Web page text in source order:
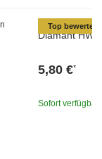
Top bewertet
Diamant
5,80 €*
Sofort verfügbar